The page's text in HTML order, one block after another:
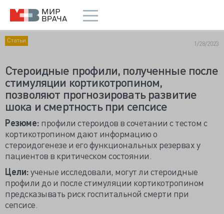
Статьи 1/28/2023
Стероидные профили, полученные после
стимуляции кортикотропином,
позволяют прогнозировать развитие
шока и смертность при сепсисе
Резюме: профили стероидов в сочетании с тестом с
кортикотропином дают информацию о
стероидогенезе и его функциональных резервах у
пациентов в критическом состоянии.
Цели:ученые исследовали, могут ли стероидные
профили до и после стимуляции кортикотропином
предсказывать риск госпитальной смерти при
сепсисе.